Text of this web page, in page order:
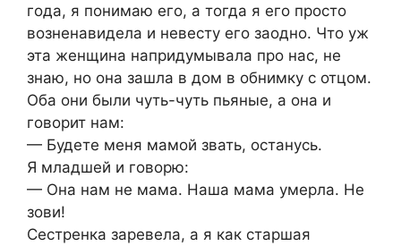
года, я понимаю его, а тогда я его просто
возненавидела и невесту его заодно. Что уж
эта женщина напридумывала про нас, не
знаю, но она зашла в дом в обнимку с отцом.
Оба они были чуть-чуть пьяные, а она и
говорит нам:
— Будете меня мамой звать, останусь.
Я младшей и говорю:
— Она нам не мама. Наша мама умерла. Не
зови!
Сестренка заревела, а я как старшая